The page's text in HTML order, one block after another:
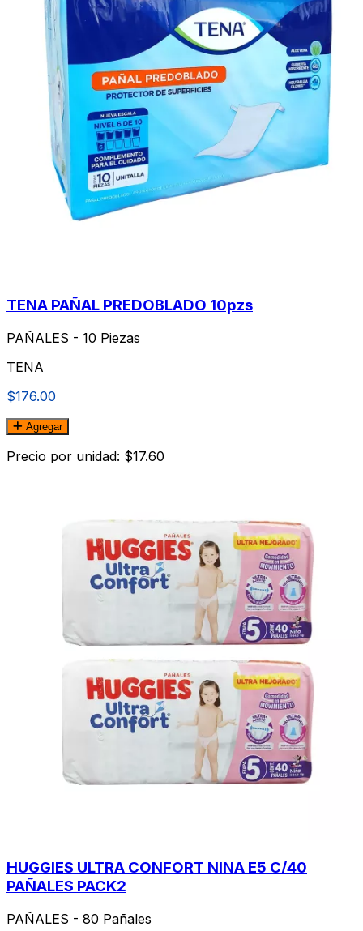
TENA PAÑAL PREDOBLADO 10pzs
PAÑALES - 10 Piezas
TENA
$176.00
Agregar
Precio por unidad: $17.60
HUGGIES ULTRA CONFORT NINA E5 C/40
PAÑALES PACK2
PAÑALES - 80 Pañales